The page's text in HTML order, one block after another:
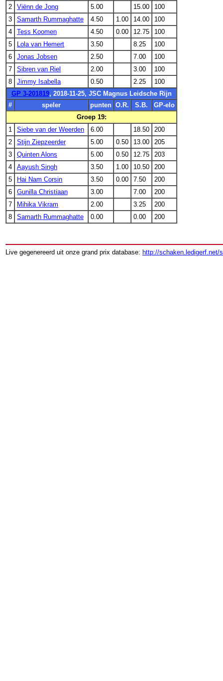
2
Viënn de Jong 5.00 15.00
100
3
Samarth Rummaghatte 4.50 1.00 14.00
100
4
Tess Koomen 4.50 0.00 12.75
100
5
Lola van Hemert 3.50 8.25
100
6
Jonas Jobsen 2.50 7.00
100
7
Sibren van Riel 2.00 3.00
100
8
Jimmy Isabella 0.50 2.25
100
GP 3-201819, 2018-11-25, JSC Magnus Leidsche Rijn
#
speler punten O.R. S.B.
GP-elo
Groep 19:
1
Siebe van der Weerden 6.00 18.50
200
2
Stijn Ziepzeerder 5.00 0.50 13.00
205
3
Quinten Alons 5.00 0.50 12.75
203
4
Aayush Singh 3.50 1.00 10.50
200
5
Hai Nam Corsin 3.50 0.00 7.50
200
6
Gunilla Christiaan 3.00 7.00
200
7
Mihika Vikram 2.00 3.25
200
8
Samarth Rummaghatte 0.00 0.00 200
Live gegenereerd uit onze grand prix database: http://schaken.ledigerf.net/